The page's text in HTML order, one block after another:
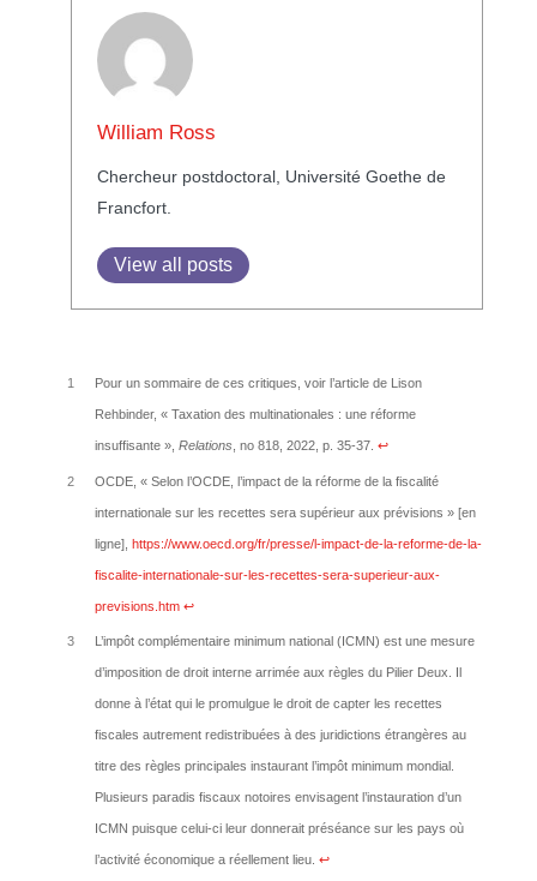
William Ross
Chercheur postdoctoral, Université Goethe de
Francfort.
View all posts
1 Pour un sommaire de ces critiques, voir l’article de Lison
Rehbinder, « Taxation des multinationales : une réforme
insuffisante », Relations , no 818, 2022, p. 35-37. ↩︎
2 OCDE, « Selon l’OCDE, l’impact de la réforme de la fiscalité
internationale sur les recettes sera supérieur aux prévisions » [en
ligne], https://www.oecd.org/fr/presse/l-impact-de-la-reforme-de-la-
fiscalite-internationale-sur-les-recettes-sera-superieur-aux-
previsions.htm ↩︎
3 L’impôt complémentaire minimum national (ICMN) est une mesure
d’imposition de droit interne arrimée aux règles du Pilier Deux. Il
donne à l’état qui le promulgue le droit de capter les recettes
fiscales autrement redistribuées à des juridictions étrangères au
titre des règles principales instaurant l’impôt minimum mondial.
Plusieurs paradis fiscaux notoires envisagent l’instauration d’un
ICMN puisque celui-ci leur donnerait préséance sur les pays où
l’activité économique a réellement lieu. ↩︎